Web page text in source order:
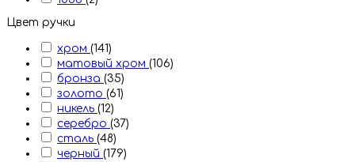
Цвет ручки
хром (141)
матовый хром (106)
бронза (35)
золото (61)
никель (12)
серебро (37)
сталь (48)
черный (179)